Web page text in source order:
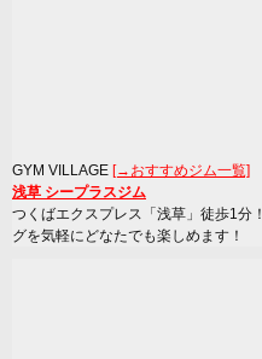
GYM VILLAGE [→おすすめジム一覧]
浅草 シープラスジム
つくばエクスプレス「浅草」徒歩1分
グを気軽にどなたでも楽しめます！